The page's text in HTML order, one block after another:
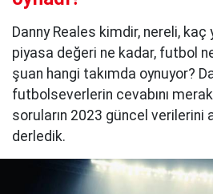
Danny Reales kimdir, nereli, kaç
piyasa değeri ne kadar, futbol
şuan hangi takımda oynuyor?
futbolseverlerin cevabını
soruların 2023 güncel verilerini
derledik.